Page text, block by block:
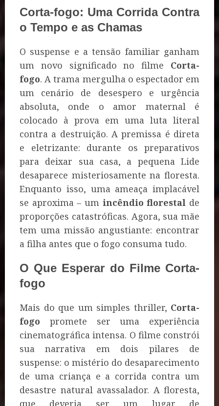
Corta-fogo: Uma Corrida Contra
o Tempo e as Chamas
O suspense e a tensão familiar ganham
um novo significado no filme Corta-
fogo. A trama mergulha o espectador em
um cenário de desespero e urgência
absoluta, onde o amor maternal é
colocado à prova em uma luta literal
contra a destruição. A premissa é direta
e eletrizante: durante os preparativos
para deixar sua casa, a pequena Lide
desaparece misteriosamente na floresta.
Enquanto isso, uma ameaça implacável
se aproxima – um incêndio florestal de
proporções catastróficas. Agora, sua mãe
tem uma missão angustiante: encontrar
a filha antes que o fogo consuma tudo.
O Que Esperar do Filme Corta-
fogo
Mais do que um simples thriller, Corta-
fogo promete ser uma experiência
cinematográfica intensa. O filme constrói
sua narrativa em dois pilares de
suspense: o mistério do desaparecimento
de uma criança e a corrida contra um
desastre natural avassalador. A floresta,
que deveria ser um lugar de